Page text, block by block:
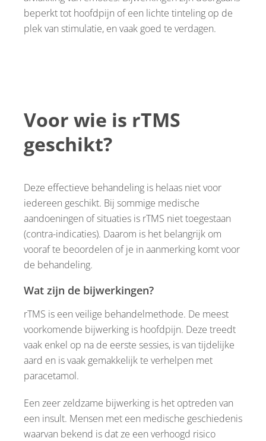
beperkt tot hoofdpijn of een lichte tinteling op de
plek van stimulatie, en vaak goed te verdagen.
Voor wie is rTMS
geschikt?
Deze effectieve behandeling is helaas niet voor
iedereen geschikt. Bij sommige medische
aandoeningen of situaties is rTMS niet toegestaan
(contra-indicaties). Daarom is het belangrijk om
vooraf te beoordelen of je in aanmerking komt voor
de behandeling.
Wat zijn de bijwerkingen?
rTMS is een veilige behandelmethode. De meest
voorkomende bijwerking is hoofdpijn. Deze treedt
vaak enkel op na de eerste sessies, is van tijdelijke
aard en is vaak gemakkelijk te verhelpen met
paracetamol.
Een zeer zeldzame bijwerking is het optreden van
een insult. Mensen met een medische geschiedenis
waarvan bekend is dat ze een verhoogd risico